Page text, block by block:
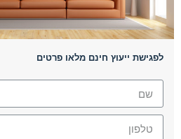
לפגישת ייעוץ חינם מלאו פרטים